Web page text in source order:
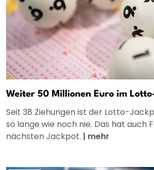
Weiter 50 Millionen Euro im
Seit 38 Ziehungen ist der Lotto-
so lange wie noch nie. Das hat auch
nächsten Jackpot. | mehr